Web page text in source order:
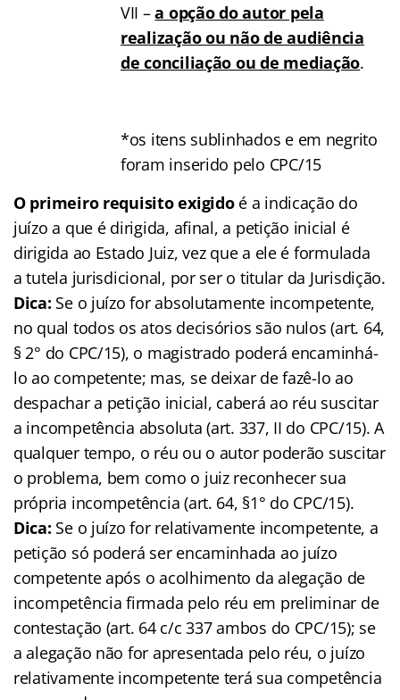
VII –a opção do autor pela
realização ou não de audiência
de conciliação ou de mediação.
*os itens sublinhados e em negrito
foram inserido pelo CPC/15
O primeiro requisito exigido é a indicação do
juízo a que é dirigida, afinal, a petição inicial é
dirigida ao Estado Juiz, vez que a ele é formulada
a tutela jurisdicional, por ser o titular da Jurisdição.
Dica: Se o juízo for absolutamente incompetente,
no qual todos os atos decisórios são nulos (art. 64,
§ 2° do CPC/15), o magistrado poderá encaminhá-
lo ao competente; mas, se deixar de fazê-lo ao
despachar a petição inicial, caberá ao réu suscitar
a incompetência absoluta (art. 337, II do CPC/15). A
qualquer tempo, o réu ou o autor poderão suscitar
o problema, bem como o juiz reconhecer sua
própria incompetência (art. 64, §1° do CPC/15).
Dica: Se o juízo for relativamente incompetente, a
petição só poderá ser encaminhada ao juízo
competente após o acolhimento da alegação de
incompetência firmada pelo réu em preliminar de
contestação (art. 64 c/c 337 ambos do CPC/15); se
a alegação não for apresentada pelo réu, o juízo
relativamente incompetente terá sua competência